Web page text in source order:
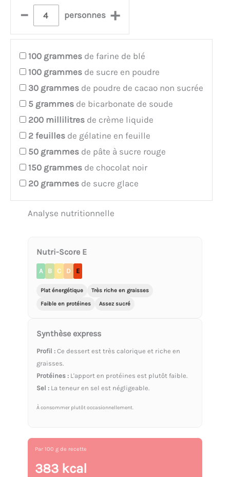
– personnes +
100 grammes de farine de blé
100 grammes de sucre en poudre
30 grammes de poudre de cacao non sucrée
5 grammes de bicarbonate de soude
200 millilitres de crème liquide
2 feuilles de gélatine en feuille
50 grammes de pâte à sucre rouge
150 grammes de chocolat noir
20 grammes de sucre glace
Analyse nutritionnelle
Nutri-Score E
A B C D E
Plat énergétique
Très riche en graisses
Faible en protéines
Assez sucré
Synthèse express
Profil : Ce dessert est très calorique et riche en
graisses.
Protéines : L'apport en protéines est plutôt faible.
Sel : La teneur en sel est négligeable.
À consommer plutôt occasionnellement.
Par 100 g de recette
383 kcal